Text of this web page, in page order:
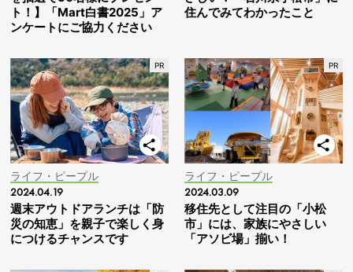
ト！】「Mart白書2025」ア
ンケートにご協力ください
住んでみてわかったこと
ライフ・ピープル
2024.04.19
週末アウトドアランチは「防
災の知恵」を親子で楽しく身
につけるチャンスです
ライフ・ピープル
2024.03.09
移住先として注目の「小松
市」には、家族にやさしい
「アソビ場」揃い！